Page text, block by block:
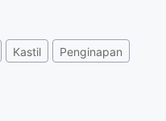
Kastil Penginapan